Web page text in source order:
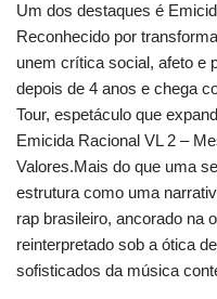
Um dos destaques é
Reconhecido por
unem crítica social, afeto e
depois de 4 anos e chega
Tour, espetáculo que
Emicida Racional VL 2 –
Valores.Mais do que uma
estrutura como uma
rap brasileiro, ancorado na
reinterpretado sob a ótica
sofisticados da música